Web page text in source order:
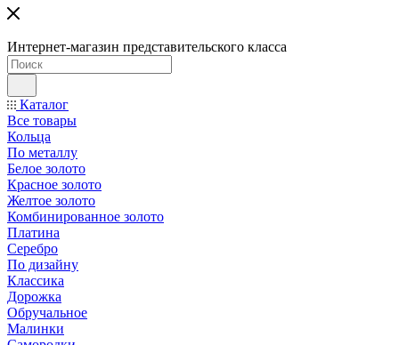
Интернет-магазин представительского класса
Каталог
Все товары
Кольца
По металлу
Белое золото
Красное золото
Желтое золото
Комбинированное золото
Платина
Серебро
По дизайну
Классика
Дорожка
Обручальное
Малинки